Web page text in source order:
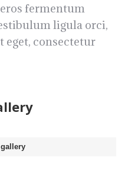
fermentum
ligula orci,
consectetur